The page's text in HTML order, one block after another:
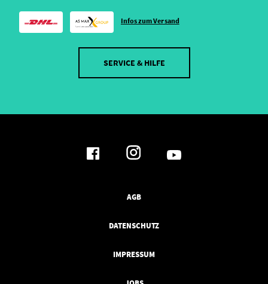
Infos zum Versand
SERVICE & HILFE
AGB
DATENSCHUTZ
IMPRESSUM